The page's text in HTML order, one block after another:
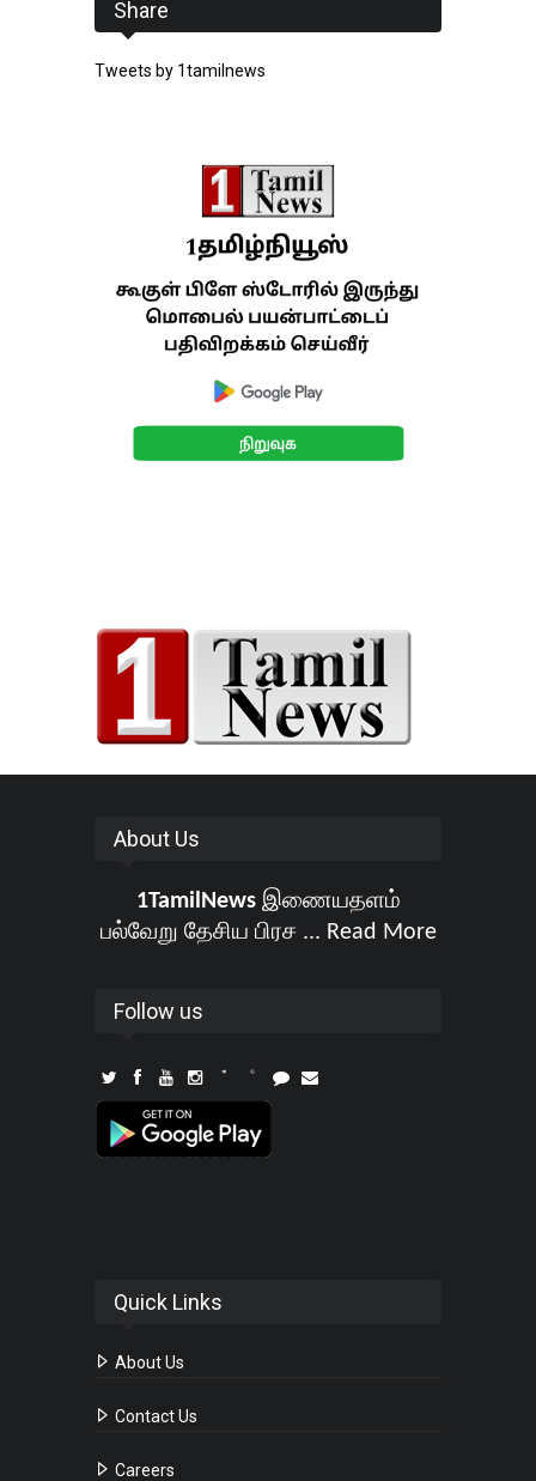
Share
Tweets by 1tamilnews
About Us
1TamilNewsஇணையதளம்
பல்வேறு தேசிய பிரச ... Read More
Follow us
Quick Links
About Us
Contact Us
Careers